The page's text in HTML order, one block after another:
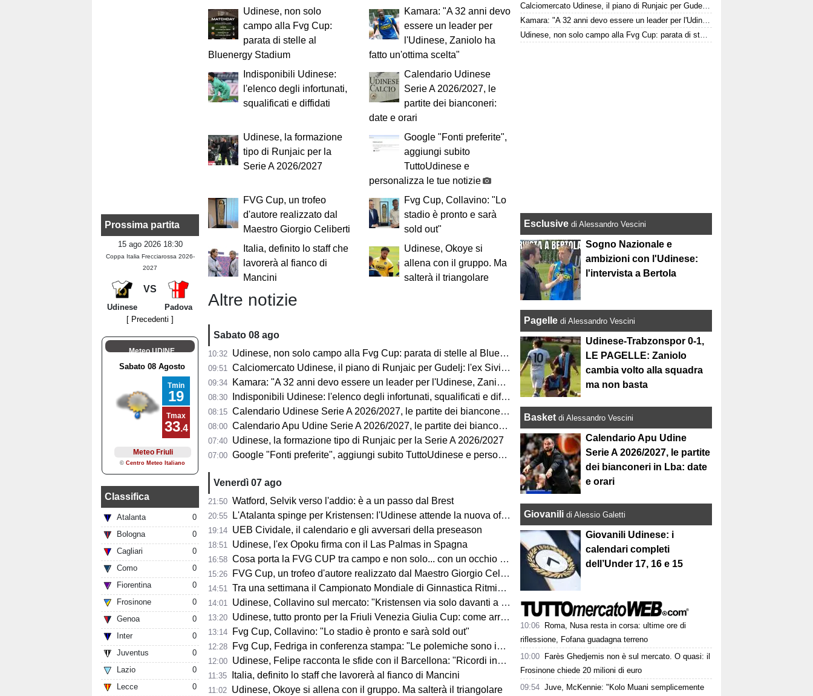
Prossima partita
15 ago 2026 18:30
Coppa Italia Frecciarossa 2026-
2027
VS
Udinese
Padova
[ Precedenti ]
Meteo UDINE
Classifica
Atalanta
0
Bologna
0
Cagliari
0
Como
0
Fiorentina
0
Frosinone
0
Genoa
0
Inter
0
Juventus
0
Lazio
0
Lecce
0
Udinese, non solo
campo alla Fvg Cup:
parata di stelle al
Bluenergy Stadium
Kamara: "A 32 anni devo
essere un leader per
l'Udinese, Zaniolo ha
fatto un'ottima scelta"
Indisponibili Udinese:
l'elenco degli infortunati,
squalificati e diffidati
Calendario Udinese
Serie A 2026/2027, le
partite dei bianconeri:
date e orari
Udinese, la formazione
tipo di Runjaic per la
Serie A 2026/2027
Google "Fonti preferite",
aggiungi subito
TuttoUdinese e
personalizza le tue notizie
FVG Cup, un trofeo
d'autore realizzato dal
Maestro Giorgio Celiberti
Fvg Cup, Collavino: "Lo
stadio è pronto e sarà
sold out"
Italia, definito lo staff che
lavorerà al fianco di
Mancini
Udinese, Okoye si
allena con il gruppo. Ma
salterà il triangolare
Altre notizie
Sabato 08 ago
10:32 Udinese, non solo campo alla Fvg Cup: parata di stelle al Bluenergy Stadium
09:51 Calciomercato Udinese, il piano di Runjaic per Gudelj: l'ex Siviglia avrà un nuovo ruolo
09:34 Kamara: "A 32 anni devo essere un leader per l'Udinese, Zaniolo ha fatto un'ottima scelta"
08:30 Indisponibili Udinese: l'elenco degli infortunati, squalificati e diffidati
08:15 Calendario Udinese Serie A 2026/2027, le partite dei bianconeri: date e orari
08:00 Calendario Apu Udine Serie A 2026/2027, le partite dei bianconeri in Lba: date e orari
07:40 Udinese, la formazione tipo di Runjaic per la Serie A 2026/2027
07:00 Google "Fonti preferite", aggiungi subito TuttoUdinese e personalizza le tue notizie
Venerdì 07 ago
21:50 Watford, Selvik verso l'addio: è a un passo dal Brest
20:55 L'Atalanta spinge per Kristensen: l'Udinese attende la nuova offerta
19:14 UEB Cividale, il calendario e gli avversari della preseason
18:51 Udinese, l'ex Opoku firma con il Las Palmas in Spagna
16:58 Cosa porta la FVG CUP tra campo e non solo... con un occhio sempre al MERCATO
15:26 FVG Cup, un trofeo d'autore realizzato dal Maestro Giorgio Celiberti
14:51 Tra una settimana il Campionato Mondiale di Ginnastica Ritmica: ci sarà Tara Dragas
14:01 Udinese, Collavino sul mercato: "Kristensen via solo davanti a un'offerta irrinunciabile. Portiere? Stiamo lavorando"
13:20 Udinese, tutto pronto per la Friuli Venezia Giulia Cup: come arrivano Barcellona e Nottingham?
13:14 Fvg Cup, Collavino: "Lo stadio è pronto e sarà sold out"
12:28 Fvg Cup, Fedriga in conferenza stampa: "Le polemiche sono inutili"
12:00 Udinese, Felipe racconta le sfide con il Barcellona: "Ricordi indelebili"
11:35 Italia, definito lo staff che lavorerà al fianco di Mancini
11:02 Udinese, Okoye si allena con il gruppo. Ma salterà il triangolare
Calciomercato Udinese, il piano di Runjaic per Gudelj: l'ex Siviglia avrà un nuovo ruolo
Kamara: "A 32 anni devo essere un leader per l'Udinese, Zaniolo ha fatto un'ottima scelta"
Udinese, non solo campo alla Fvg Cup: parata di stelle al Bluenergy Stadium
Esclusive di Alessandro Vescini
Sogno Nazionale e
ambizioni con l'Udinese:
l'intervista a Bertola
Pagelle di Alessandro Vescini
Udinese-Trabzonspor 0-1,
LE PAGELLE: Zaniolo
cambia volto alla squadra
ma non basta
Basket di Alessandro Vescini
Calendario Apu Udine
Serie A 2026/2027, le partite
dei bianconeri in Lba: date
e orari
Giovanili di Alessio Galetti
Giovanili Udinese: i
calendari completi
dell’Under 17, 16 e 15
10:06
Roma, Nusa resta in corsa: ultime ore di
riflessione, Fofana guadagna terreno
10:00
Farès Ghedjemis non è sul mercato. O quasi: il
Frosinone chiede 20 milioni di euro
09:54 Juve, McKennie: "Kolo Muani semplicemente